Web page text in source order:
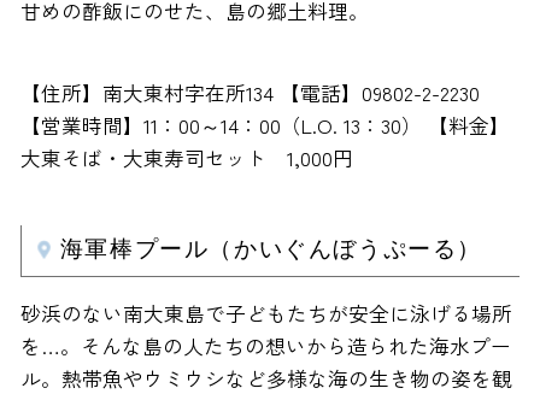
甘めの酢飯にのせた、島の郷土料理。
【住所】南大東村字在所134 【電話】09802-2-2230
【営業時間】11：00～14：00（L.O. 13：30） 【料金】
大東そば・大東寿司セット 1,000円
海軍棒プール（かいぐんぼうぷーる）
砂浜のない南大東島で子どもたちが安全に泳げる場所
を…。そんな島の人たちの想いから造られた海水プー
ル。熱帯魚やウミウシなど多様な海の生き物の姿を観